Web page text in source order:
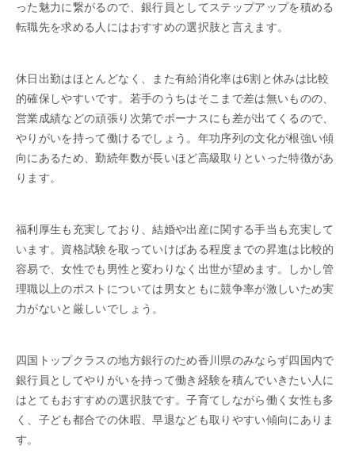
った魅力に繋がるので、銀行員としてステップアップを積める
転職先を求める人にはおすすめの選択肢と言えます。
休日出勤はほとんどなく、また有給消化率は6割と休みは比較
的確保しやすいです。若手のうちはそこまで差は無いものの、
営業成績などの頑張り次第でボーナスにも差が出てくるので、
やりがいを持って働けるでしょう。年功序列の文化が根強い傾
向にあるため、勤続年数が長いほど高級取りといった特徴があ
ります。
福利厚生も充実しており、結婚や出産に関する手当も充実して
います。資格試験を取っていけばある程度までの昇進は比較的
容易で、女性でも男性と変わりなく出世が望めます。しかし管
理職以上のポストについては男女ともに競争率が激しいため実
力がないと厳しいでしょう。
四国トップクラスの地方銀行のため香川県のみならず四国内で
銀行員としてやりがいを持って働き経験を積んでいきたい人に
はとてもおすすめの選択肢です。子育てしながら働く女性も多
く、子ども都合での休暇、早退なども取りやすい傾向にありま
す。